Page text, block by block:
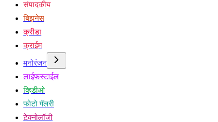
संपादकीय
बिझनेस
क्रीडा
क्राईम
मनोरंजन
लाईफस्टाईल
व्हिडीओ
फोटो गॅलरी
टेक्नोलॉजी